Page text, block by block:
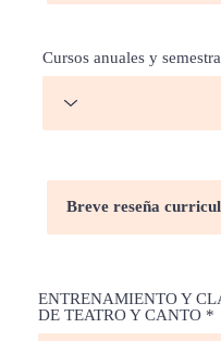
Cursos anuales y
ENTRENAMIENTO Y
DE TEATRO Y CANTO